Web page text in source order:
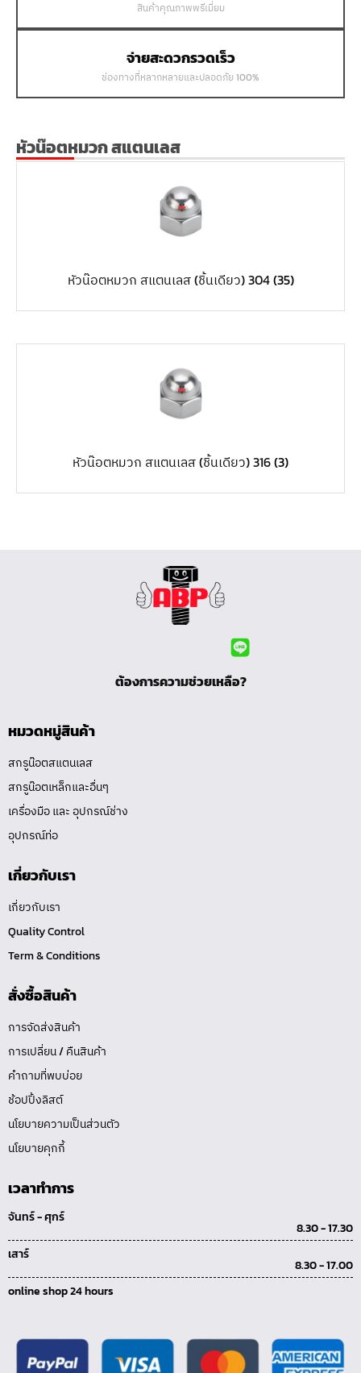
สินค้าคุณภาพพรีเมี่ยม
จ่ายสะดวกรวดเร็ว
ช่องทางที่หลากหลายและปลอดภัย 100%
หัวน๊อตหมวก สแตนเลส
หัวน๊อตหมวก สแตนเลส (ชิ้นเดียว) 304(35)
หัวน๊อตหมวก สแตนเลส (ชิ้นเดียว) 316(3)
ต้องการความช่วยเหลือ?
หมวดหมู่สินค้า
สกรูน๊อตสแตนเลส
สกรูน๊อตเหล็กและอื่นๆ
เครื่องมือ และ อุปกรณ์ช่าง
อุปกรณ์ท่อ
เกี่ยวกับเรา
เกี่ยวกับเรา
Quality Control
Term & Conditions
สั่งซื้อสินค้า
การจัดส่งสินค้า
การเปลี่ยน / คืนสินค้า
คำถามที่พบบ่อย
ช้อปปิ้งลิสต์
นโยบายความเป็นส่วนตัว
นโยบายคุกกี้
เวลาทำการ
จันทร์ - ศุกร์
8.30 - 17.30
เสาร์
8.30 - 17.00
online shop 24 hours